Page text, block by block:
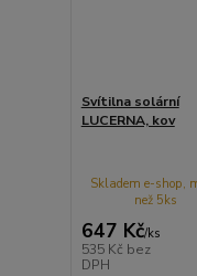
Svítilna solární
LUCERNA, kov
647 Kč/ks
535 Kč bez
DPH
Skladem e-shop,
než 5ks